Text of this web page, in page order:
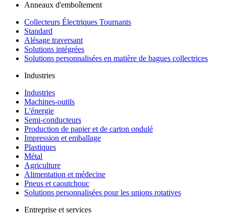
Anneaux d'emboîtement
Collecteurs Électriques Tournants
Standard
Alésage traversant
Solutions intégrées
Solutions personnalisées en matière de bagues collectrices
Industries
Industries
Machines-outils
L'énergie
Semi-conducteurs
Production de papier et de carton ondulé
Impression et emballage
Plastiques
Métal
Agriculture
Alimentation et médecine
Pneus et caoutchouc
Solutions personnalisées pour les unions rotatives
Entreprise et services